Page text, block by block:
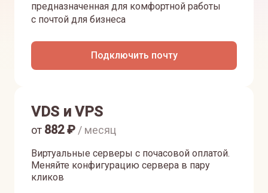
предназначенная для комфортной работы
с почтой для бизнеса
Подключить почту
VDS и VPS
Виртуальные серверы с почасовой оплатой.
Меняйте конфигурацию сервера в пару
кликов
от 882₽ / месяц